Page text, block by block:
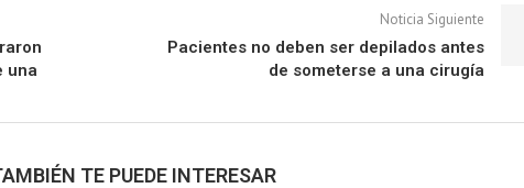
una
Noticia Siguiente
Pacientes no deben ser depilados antes
de someterse a una cirugía
TE PUEDE INTERESAR